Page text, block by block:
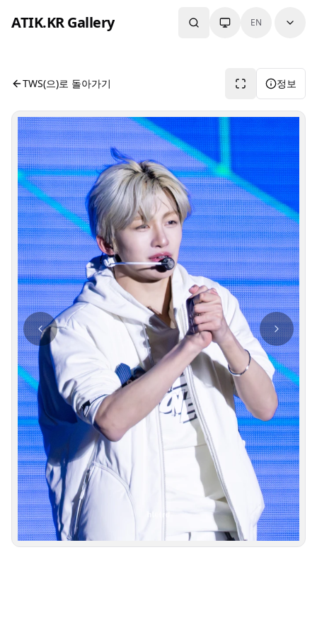
ATIK.KR Gallery EN
#JIHOON #Color in Music Festival
사진 뷰어입니다. 버튼으로 전체화면, 공유, 정보 보기를 사용
TWS(으)로 돌아가기 정보
사진 탐색 가능